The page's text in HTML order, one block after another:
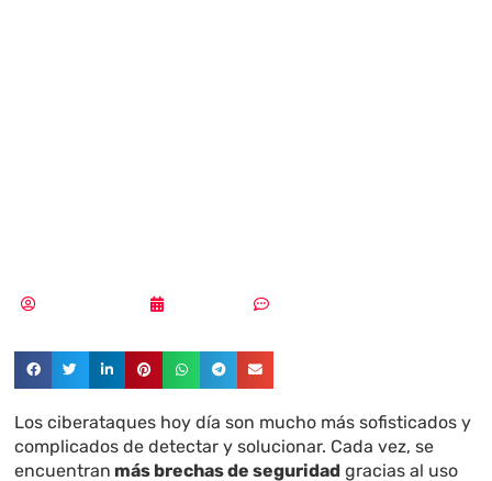
Los ciberataques hoy día son mucho más sofisticados y
complicados de detectar y solucionar. Cada vez, se
encuentran más brechas de seguridad gracias al uso